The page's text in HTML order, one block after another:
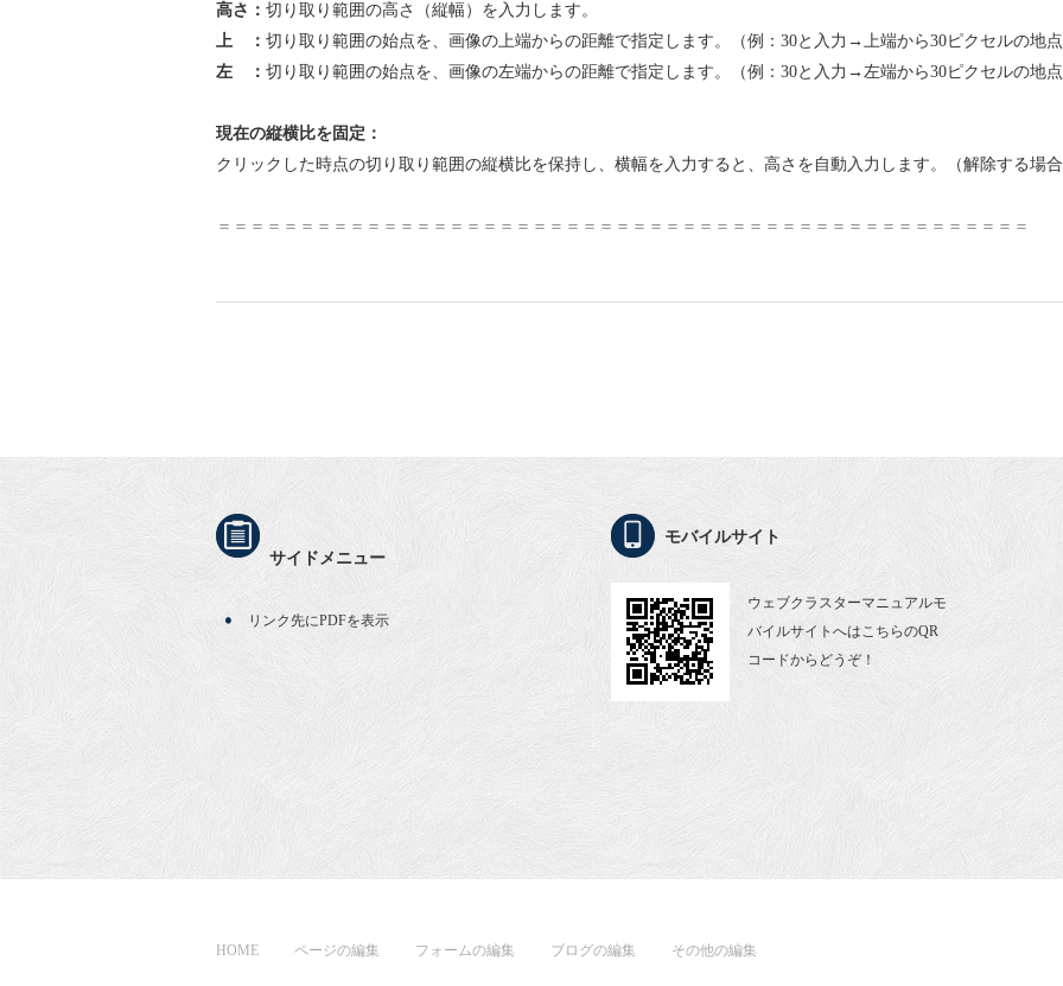
高さ： 切り取り範囲の高さ（縦幅）を入力します。
上 ： 切り取り範囲の始点を、画像の上端からの距離で指定します。（例：30と入力→上端から30ピクセルの地
左 ： 切り取り範囲の始点を、画像の左端からの距離で指定します。（例：30と入力→左端から30ピクセルの地
現在の縦横比を固定：
クリックした時点の切り取り範囲の縦横比を保持し、横幅を入力すると、高さを自動入力します。（解除する場
＝＝＝＝＝＝＝＝＝＝＝＝＝＝＝＝＝＝＝＝＝＝＝＝＝＝＝＝＝＝＝＝＝＝＝＝＝＝＝＝＝＝＝＝＝＝＝＝＝
サイドメニュー
リンク先にPDFを表示
モバイルサイト
ウェブクラスターマニュアルモ
バイルサイトへはこちらのQR
コードからどうぞ！
HOME ページの編集 フォームの編集 ブログの編集 その他の編集